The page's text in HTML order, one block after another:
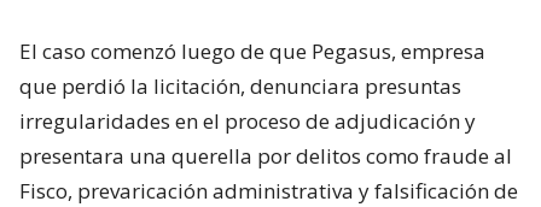
El caso comenzó luego de que Pegasus, empresa
que perdió la licitación, denunciara presuntas
irregularidades en el proceso de adjudicación y
presentara una querella por delitos como fraude al
Fisco, prevaricación administrativa y falsificación de